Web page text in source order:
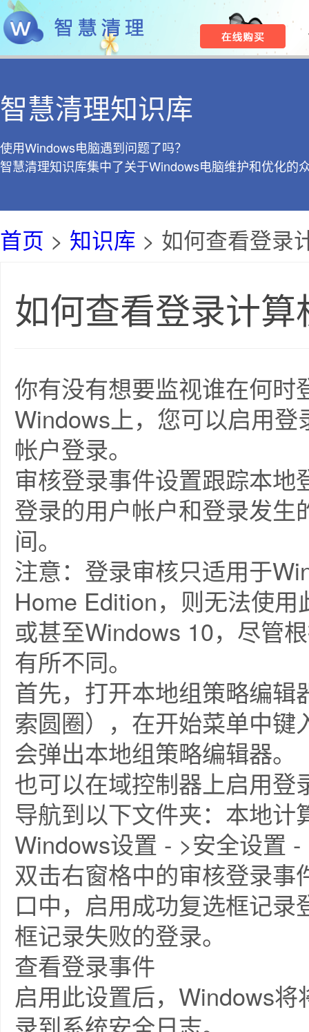
智慧清理知识库
使用Windows电脑遇到问题了吗？
智慧清理知识库集中了关于Windows电脑维护和优化的
首页 > 知识库 > 如何查看登录
如何查看登录计算
你有没有想要监视谁在何
Windows上，您可以启用
帐户登录。
审核登录事件设置跟踪本
登录的用户帐户和登录发
间。
注意：登录审核只适用于
Home Edition，则无法使
或甚至Windows 10，尽管
有所不同。
首先，打开本地组策略编
索圆圈），在开始菜单中
会弹出本地组策略编辑器
也可以在域控制器上启用登
导航到以下文件夹：本地
Windows设置 - >安全设置
双击右窗格中的审核登录
口中，启用成功复选框记录
框记录失败的登录。
查看登录事件
启用此设置后，Windows